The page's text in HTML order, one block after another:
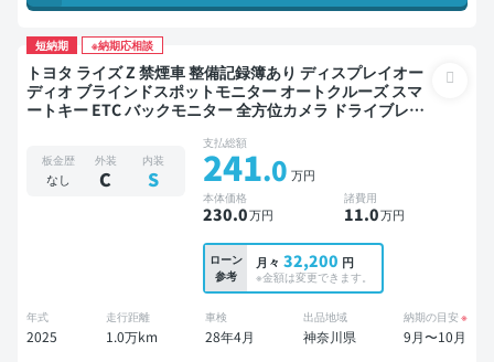
短納期 ※納期応相談
トヨタ ライズ Z 禁煙車 整備記録簿あり ディスプレイオー
ディオ ブラインドスポットモニター オートクルーズ スマ
ートキー ETC バックモニター 全方位カメラ ドライブレコ
板金歴
なし
外装
C
内装
S
支払総額
241.0 万円
本体価格
230.0万円
諸費用
11.0万円
ローン
参考
月々 32,200 円
※金額は変更できます。
年式
2025
走行距離
1.0万km
車検
28年4月
出品地域
神奈川県
納期の目安 ※
9月〜10月